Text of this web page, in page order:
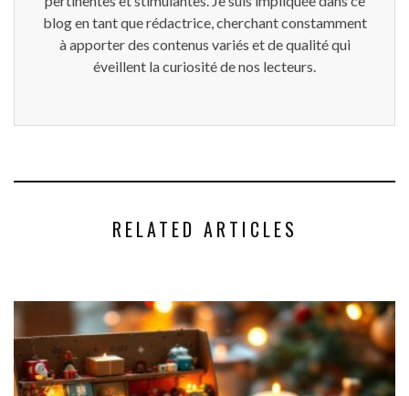
blog en tant que rédactrice, cherchant constamment
à apporter des contenus variés et de qualité qui
éveillent la curiosité de nos lecteurs.
RELATED ARTICLES